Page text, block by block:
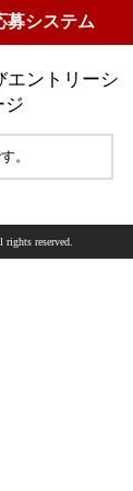
募システム
エントリーシ
ジ
。
reserved.